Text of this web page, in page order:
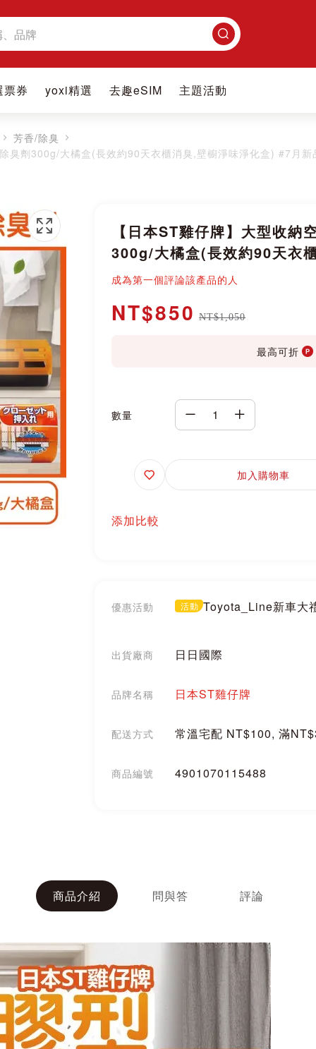
搜
尋
票券 yoxi精選 去趣eSIM 主題活動
芳香/除臭
臭劑300g/大橘盒(長效約90天衣櫃消臭,壁櫥淨味淨化盒) #7月新
【日本ST雞仔牌】大型收納
300g/大橘盒(長效約90天衣
成為第一個評論該產品的人
NT$850 NT$1,050
最高可折
數量
加入購物車
追
蹤
添加比較
優惠活動 活動 Toyota_Line新車大
出貨廠商 日日國際
品牌名稱 日本ST雞仔牌
配送方式 常溫宅配 NT$100, 滿
商品編號 4901070115488
商品介紹 問與答 評論